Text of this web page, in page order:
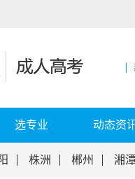
选专业 动态资
株洲 郴州 湘